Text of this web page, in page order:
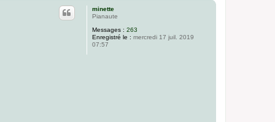
minette
Pianaute
Messages : 263
Enregistré le : mercredi 17 juil. 2019
07:57